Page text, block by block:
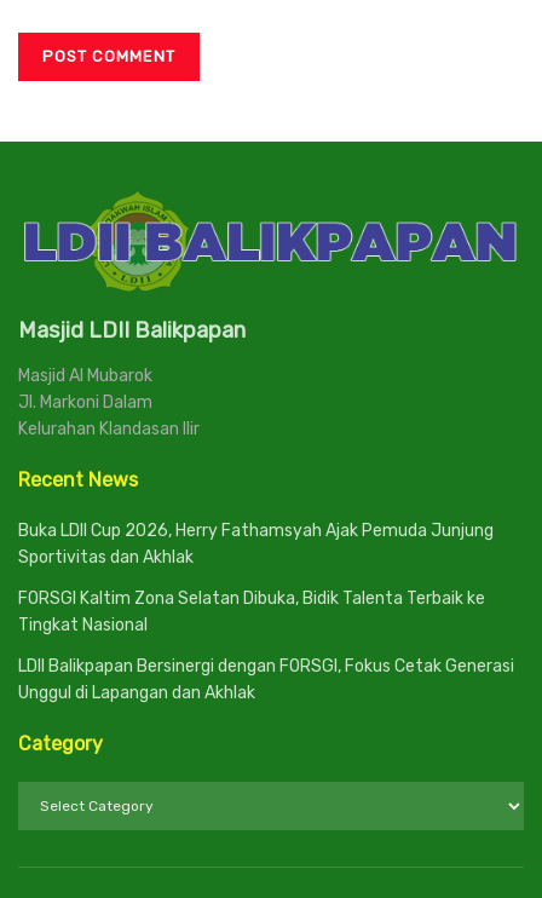
Masjid LDII Balikpapan
Masjid Al Mubarok
Jl. Markoni Dalam
Kelurahan Klandasan Ilir
Recent News
Buka LDII Cup 2026, Herry Fathamsyah Ajak Pemuda Junjung
Sportivitas dan Akhlak
FORSGI Kaltim Zona Selatan Dibuka, Bidik Talenta Terbaik ke
Tingkat Nasional
LDII Balikpapan Bersinergi dengan FORSGI, Fokus Cetak Generasi
Unggul di Lapangan dan Akhlak
Category